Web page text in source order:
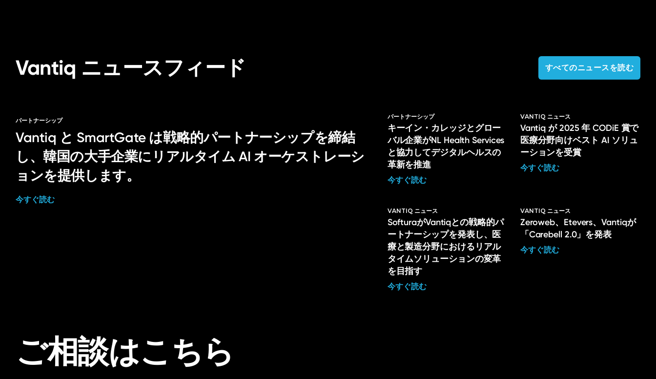
Vantiq ニュースフィード すべてのニュースを読む
パートナーシップ
Vantiq と SmartGate は戦略的パートナーシップを締結
し、韓国の大手企業にリアルタイム AI オーケストレーシ
ョンを提供します。
今すぐ読む
パートナーシップ
キーイン・カレッジとグロー
バル企業がNL Health Services
と協力してデジタルヘルスの
革新を推進
今すぐ読む
VANTIQ ニュース
Vantiq が 2025 年 CODiE 賞で
医療分野向けベスト AI ソリュ
ーションを受賞
今すぐ読む
VANTIQ ニュース
SofturaがVantiqとの戦略的パ
ートナーシップを発表し、医
療と製造分野におけるリアル
タイムソリューションの変革
を目指す
今すぐ読む
VANTIQ ニュース
Zeroweb、Etevers、Vantiqが
「Carebell 2.0」を発表
今すぐ読む
ご相談はこちら